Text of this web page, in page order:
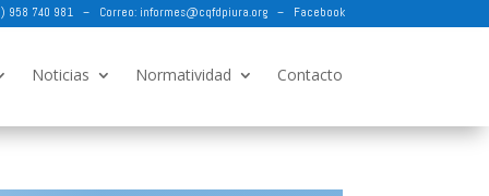
958 740 981 – Correo: informes@cqfdpiura.org– Facebook
Noticias Normatividad Contacto